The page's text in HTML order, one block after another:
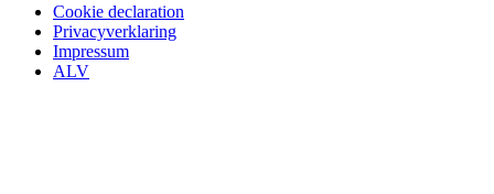
Cookie declaration
Privacyverklaring
Impressum
ALV